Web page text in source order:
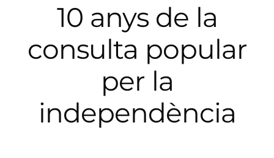
10 anys de la
consulta popular
per la
independència